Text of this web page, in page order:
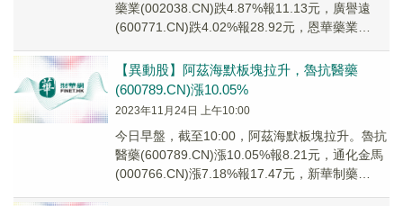
藥業(002038.CN)跌4.87%報11.13元，廣譽遠
(600771.CN)跌4.02%報28.92元，恩華藥業
【異動股】阿茲海默板塊拉升，魯抗醫藥
(600789.CN)漲10.05%
2023年11月24日 上午10:00
今日早盤，截至10:00，阿茲海默板塊拉升。魯抗
醫藥(600789.CN)漲10.05%報8.21元，通化金馬
(000766.CN)漲7.18%報17.47元，新華制藥